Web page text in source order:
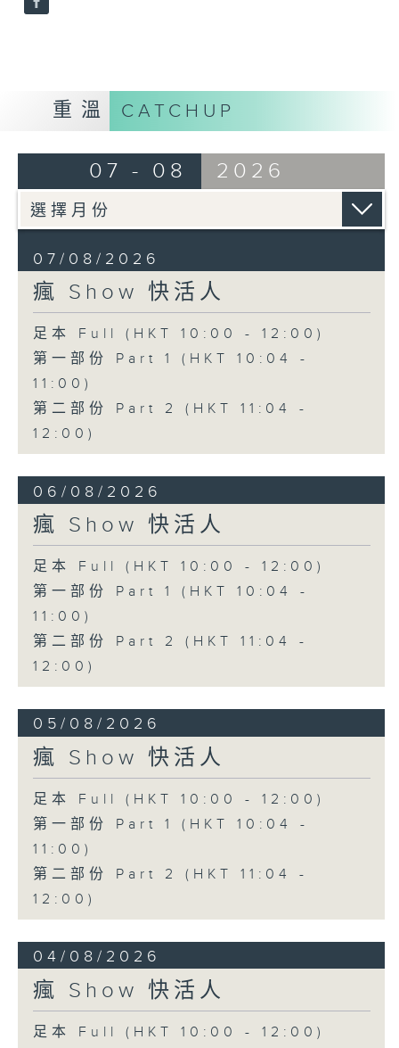
重溫 CATCHUP
07 - 08 2026
07/08/2026
瘋 Show 快活人
足本 Full (HKT 10:00 - 12:00)
第一部份 Part 1 (HKT 10:04 -
11:00)
第二部份 Part 2 (HKT 11:04 -
12:00)
06/08/2026
瘋 Show 快活人
足本 Full (HKT 10:00 - 12:00)
第一部份 Part 1 (HKT 10:04 -
11:00)
第二部份 Part 2 (HKT 11:04 -
12:00)
05/08/2026
瘋 Show 快活人
足本 Full (HKT 10:00 - 12:00)
第一部份 Part 1 (HKT 10:04 -
11:00)
第二部份 Part 2 (HKT 11:04 -
12:00)
04/08/2026
瘋 Show 快活人
足本 Full (HKT 10:00 - 12:00)